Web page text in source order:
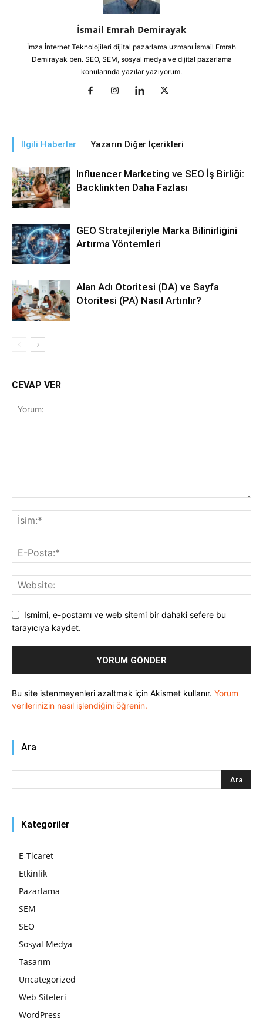
İsmail Emrah Demirayak
İmza İnternet Teknolojileri dijital pazarlama uzmanı İsmail Emrah
Demirayak ben. SEO, SEM, sosyal medya ve dijital pazarlama
konularında yazılar yazıyorum.
İlgili Haberler Yazarın Diğer İçerikleri
Influencer Marketing ve SEO İş Birliği:
Backlinkten Daha Fazlası
GEO Stratejileriyle Marka Bilinirliğini
Artırma Yöntemleri
Alan Adı Otoritesi (DA) ve Sayfa
Otoritesi (PA) Nasıl Artırılır?
CEVAP VER
Ismimi, e-postamı ve web sitemi bir dahaki sefere bu
tarayıcıya kaydet.
Bu site istenmeyenleri azaltmak için Akismet kullanır. Yorum
verilerinizin nasıl işlendiğini öğrenin.
Ara
Kategoriler
E-Ticaret
Etkinlik
Pazarlama
SEM
SEO
Sosyal Medya
Tasarım
Uncategorized
Web Siteleri
WordPress